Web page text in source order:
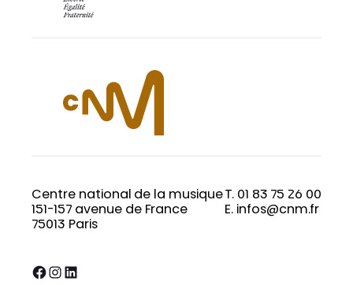
Centre national de la musique
151-157 avenue de France
75013 Paris
T. 01 83 75 26 00
E. infos@cnm.fr
Facebook InstagramLinkedIn